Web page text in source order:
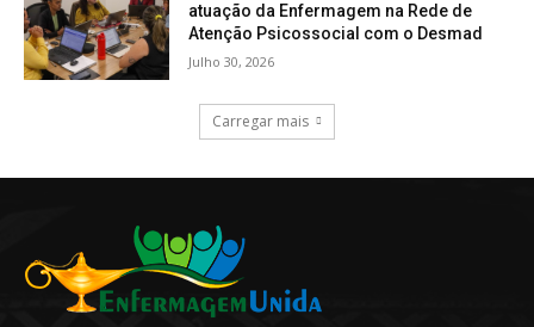
atuação da Enfermagem na Rede de
Atenção Psicossocial com o Desmad
Julho 30, 2026
Carregar mais